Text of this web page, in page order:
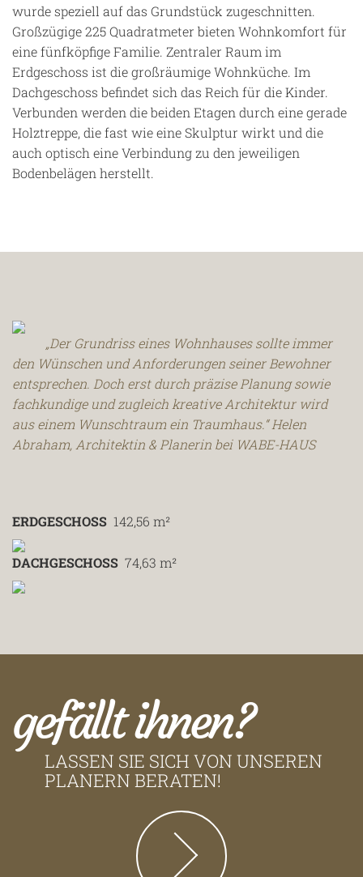
wurde speziell auf das Grundstück zugeschnitten.
Großzügige 225 Quadratmeter bieten Wohnkomfort für
eine fünfköpfige Familie. Zentraler Raum im
Erdgeschoss ist die großräumige Wohnküche. Im
Dachgeschoss befindet sich das Reich für die Kinder.
Verbunden werden die beiden Etagen durch eine gerade
Holztreppe, die fast wie eine Skulptur wirkt und die
auch optisch eine Verbindung zu den jeweiligen
Bodenbelägen herstellt.
„Der Grundriss eines Wohnhauses sollte immer
den Wünschen und Anforderungen seiner Bewohner
entsprechen. Doch erst durch präzise Planung sowie
fachkundige und zugleich kreative Architektur wird
aus einem Wunschtraum ein Traumhaus.“ Helen
Abraham, Architektin & Planerin bei WABE-HAUS
ERDGESCHOSS 142,56 m²
DACHGESCHOSS 74,63 m²
gefällt ihnen?
LASSEN SIE SICH VON UNSEREN
PLANERN BERATEN!